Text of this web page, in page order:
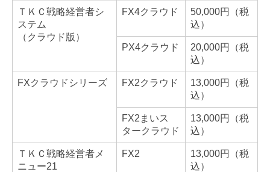
ＴＫＣ戦略経営者シ
ステム
（クラウド版）
FX4クラウド
50,000円（税
込）
PX4クラウド
20,000円（税
込）
FXクラウドシリーズ FX2クラウド
13,000円（税
込）
FX2まいス
タークラウド
13,000円（税
込）
ＴＫＣ戦略経営者メ
ニュー21
FX2
13,000円（税
込）